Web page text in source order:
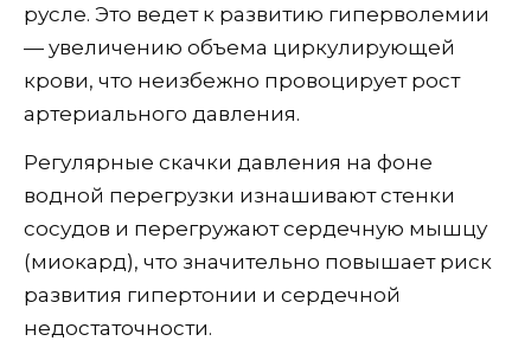
русле. Это ведет к развитию гиперволемии
— увеличению объема циркулирующей
крови, что неизбежно провоцирует рост
артериального давления.
Регулярные скачки давления на фоне
водной перегрузки изнашивают стенки
сосудов и перегружают сердечную мышцу
(миокард), что значительно повышает риск
развития гипертонии и сердечной
недостаточности.